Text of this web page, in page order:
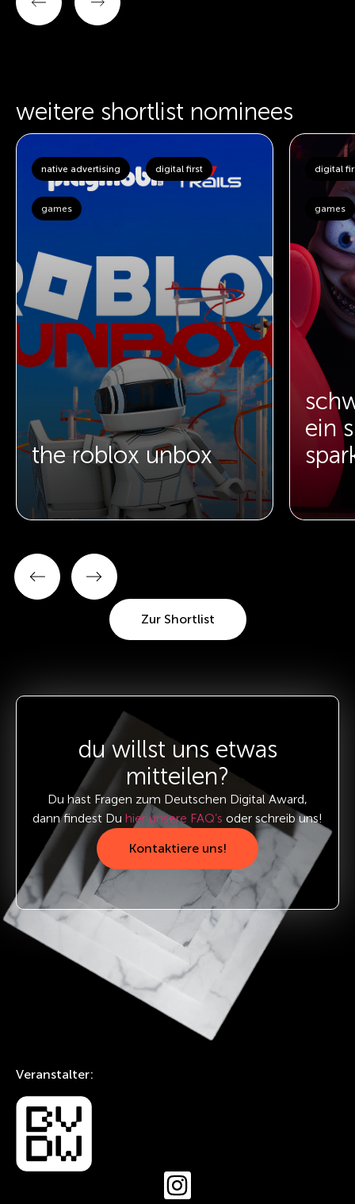
weitere shortlist nominees
native advertising digital first
games
the roblox unbox
digital
games
ein
Zur Shortlist
du willst uns etwas
mitteilen?
Du hast Fragen zum Deutschen Digital Award,
dann findest Du hier unsere FAQ’s oder schreib uns!
Kontaktiere uns!
Veranstalter: